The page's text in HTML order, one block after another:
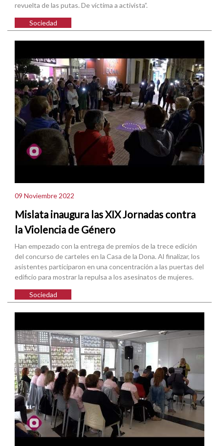
revuelta de las putas. De víctima a activista”.
Sociedad
09 Noviembre 2022
Mislata inaugura las XIX Jornadas contra
la Violencia de Género
Han empezado con la entrega de premios de la trece edición
del concurso de carteles en la Casa de la Dona. Al finalizar, los
asistentes participaron en una concentración a las puertas del
edificio para mostrar la repulsa a los asesinatos de mujeres.
Sociedad